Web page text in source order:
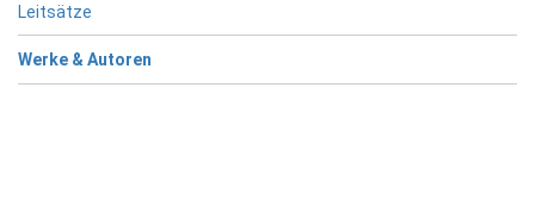
Leitsätze
Werke & Autoren